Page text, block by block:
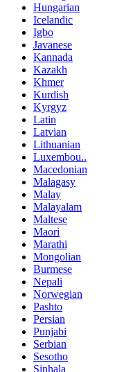
Hungarian
Icelandic
Igbo
Javanese
Kannada
Kazakh
Khmer
Kurdish
Kyrgyz
Latin
Latvian
Lithuanian
Luxembou..
Macedonian
Malagasy
Malay
Malayalam
Maltese
Maori
Marathi
Mongolian
Burmese
Nepali
Norwegian
Pashto
Persian
Punjabi
Serbian
Sesotho
Sinhala